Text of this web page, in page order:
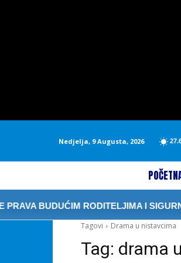
Nedjelja, 9 Augusta, 2026
BUDUĆIM RODITELJIMA I
Tagovi
Drama u nistavcima
Tag: drama